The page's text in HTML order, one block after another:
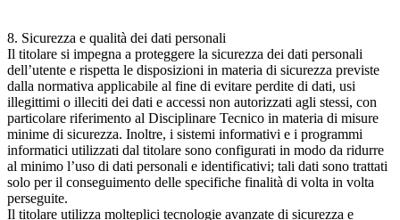
8. Sicurezza e qualità dei dati personali
Il titolare si impegna a proteggere la sicurezza dei dati personali
dell’utente e rispetta le disposizioni in materia di sicurezza previste
dalla normativa applicabile al fine di evitare perdite di dati, usi
illegittimi o illeciti dei dati e accessi non autorizzati agli stessi, con
particolare riferimento al Disciplinare Tecnico in materia di misure
minime di sicurezza. Inoltre, i sistemi informativi e i programmi
informatici utilizzati dal titolare sono configurati in modo da ridurre
al minimo l’uso di dati personali e identificativi; tali dati sono trattati
solo per il conseguimento delle specifiche finalità di volta in volta
perseguite.
Il titolare utilizza molteplici tecnologie avanzate di sicurezza e